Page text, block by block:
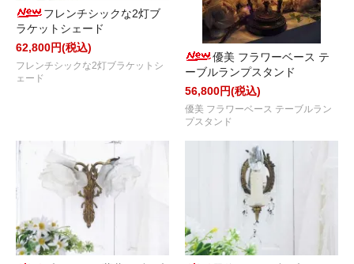
フレンチシックな2灯ブ
ラケットシェード
62,800円(税込)
フレンチシックな2灯ブラケットシ
ェード
優美 フラワーベース テ
ーブルランプスタンド
56,800円(税込)
優美 フラワーベース テーブルラン
プスタンド